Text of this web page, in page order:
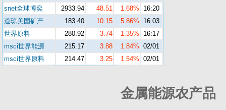
snet全球博奕
2933.94 48.51 1.68%
16:20
道琼美国矿产
183.40 10.15 5.86%
16:03
世界原料
280.92 3.74 1.35%
16:17
msci世界能源
215.17 3.88 1.84% 02/01
msci世界原料
214.47 3.25 1.54% 02/01
金属能源农产